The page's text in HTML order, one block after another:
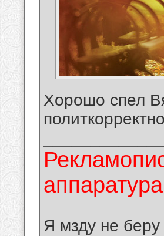
Хорошо спел
политкорректно
Я мзду не беру